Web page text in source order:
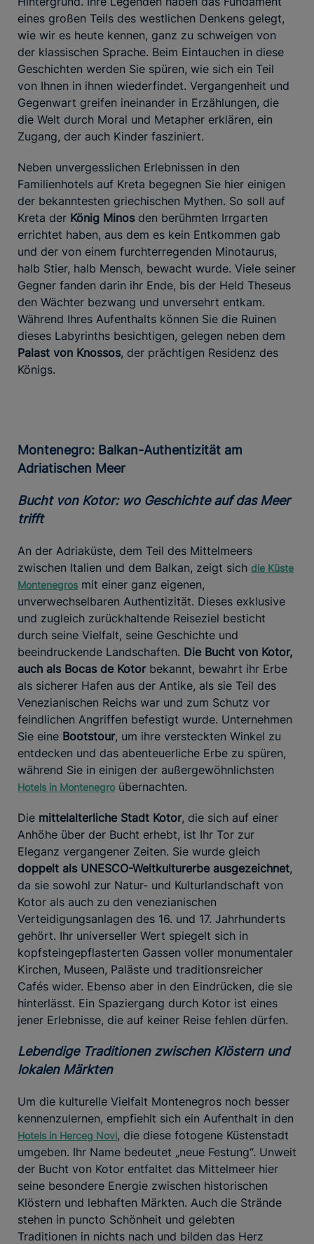
eines großen Teils des westlichen Denkens gelegt,
wie wir es heute kennen, ganz zu schweigen von
der klassischen Sprache. Beim Eintauchen in diese
Geschichten werden Sie spüren, wie sich ein Teil
von Ihnen in ihnen wiederfindet. Vergangenheit und
Gegenwart greifen ineinander in Erzählungen, die
die Welt durch Moral und Metapher erklären, ein
Zugang, der auch Kinder fasziniert.
Neben unvergesslichen Erlebnissen in den
Familienhotels auf Kreta begegnen Sie hier einigen
der bekanntesten griechischen Mythen. So soll auf
Kreta der König Minos den berühmten Irrgarten
errichtet haben, aus dem es kein Entkommen gab
und der von einem furchterregenden Minotaurus,
halb Stier, halb Mensch, bewacht wurde. Viele seiner
Gegner fanden darin ihr Ende, bis der Held Theseus
den Wächter bezwang und unversehrt entkam.
Während Ihres Aufenthalts können Sie die Ruinen
dieses Labyrinths besichtigen, gelegen neben dem
Palast von Knossos, der prächtigen Residenz des
Königs.
Montenegro: Balkan-Authentizität am
Adriatischen Meer
Bucht von Kotor: wo Geschichte auf das Meer
trifft
An der Adriaküste, dem Teil des Mittelmeers
zwischen Italien und dem Balkan, zeigt sich die Küste
Montenegros mit einer ganz eigenen,
unverwechselbaren Authentizität. Dieses exklusive
und zugleich zurückhaltende Reiseziel besticht
durch seine Vielfalt, seine Geschichte und
beeindruckende Landschaften. Die Bucht von Kotor,
auch als Bocas de Kotor bekannt, bewahrt ihr Erbe
als sicherer Hafen aus der Antike, als sie Teil des
Venezianischen Reichs war und zum Schutz vor
feindlichen Angriffen befestigt wurde. Unternehmen
Sie eine Bootstour, um ihre versteckten Winkel zu
entdecken und das abenteuerliche Erbe zu spüren,
während Sie in einigen der außergewöhnlichsten
Hotels in Montenegro übernachten.
Die mittelalterliche Stadt Kotor, die sich auf einer
Anhöhe über der Bucht erhebt, ist Ihr Tor zur
Eleganz vergangener Zeiten. Sie wurde gleich
doppelt als UNESCO-Weltkulturerbe ausgezeichnet,
da sie sowohl zur Natur- und Kulturlandschaft von
Kotor als auch zu den venezianischen
Verteidigungsanlagen des 16. und 17. Jahrhunderts
gehört. Ihr universeller Wert spiegelt sich in
kopfsteingepflasterten Gassen voller monumentaler
Kirchen, Museen, Paläste und traditionsreicher
Cafés wider. Ebenso aber in den Eindrücken, die sie
hinterlässt. Ein Spaziergang durch Kotor ist eines
jener Erlebnisse, die auf keiner Reise fehlen dürfen.
Lebendige Traditionen zwischen Klöstern und
lokalen Märkten
Um die kulturelle Vielfalt Montenegros noch besser
kennenzulernen, empfiehlt sich ein Aufenthalt in den
Hotels in Herceg Novi, die diese fotogene Küstenstadt
umgeben. Ihr Name bedeutet „neue Festung“. Unweit
der Bucht von Kotor entfaltet das Mittelmeer hier
seine besondere Energie zwischen historischen
Klöstern und lebhaften Märkten. Auch die Strände
stehen in puncto Schönheit und gelebten
Traditionen in nichts nach und bilden das Herz